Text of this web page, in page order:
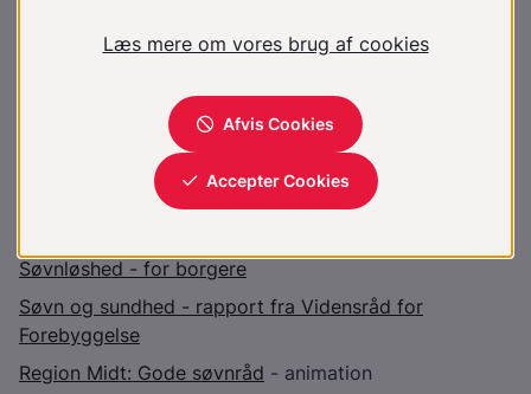
Hav det køligt og ordentligt i soveværelset
en katastrofe
Vil du vide mere?
Søvnløshed - for borgere
Søvn og sundhed - rapport fra Vidensråd for
Forebyggelse
Region Midt: Gode søvnråd - animation